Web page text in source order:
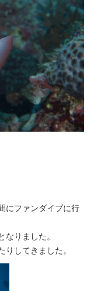
にファンダイブに行
りました。
してきました。